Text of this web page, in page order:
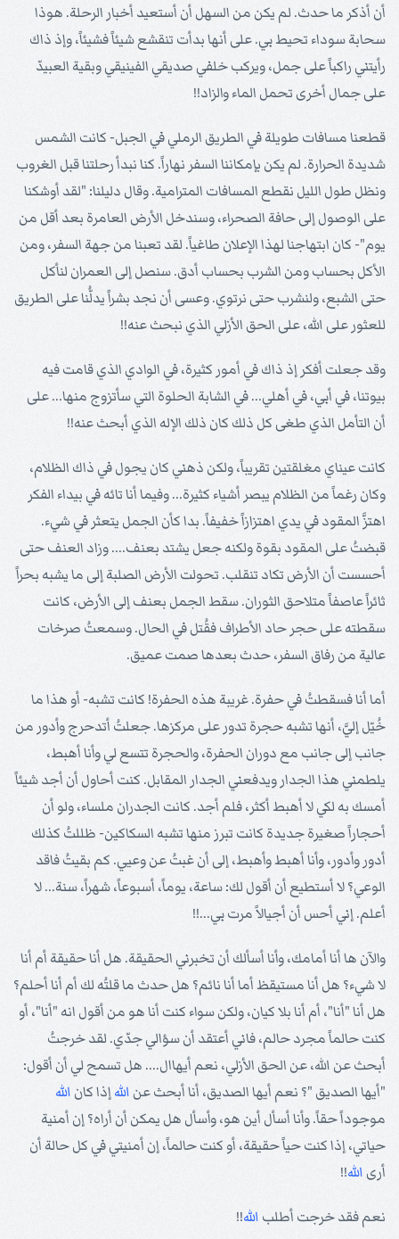
أن أذكر ما حدث. لم يكن من السهل أن أستعيد أخبار الرحلة. هوذا
سحابة سوداء تحيط بي. على أنها بدأت تنقشع شيئاً فشيئاً، وإذ ذاك
رأيتني راكباً على جمل، ويركب خلفي صديقي الفينيقي وبقية العبيدّ
على جمال أخرى تحمل الماء والزاد!!
قطعنا مسافات طويلة في الطريق الرملي في الجبل- كانت الشمس
شديدة الحرارة. لم يكن بإمكاننا السفر نهاراً. كنا نبدأ رحلتنا قبل الغروب
ونظل طول الليل نقطع المسافات المترامية. وقال دليلنا: "لقد أوشكنا
على الوصول إلى حافة الصحراء، وسندخل الأرض العامرة بعد أقل من
يوم"- كان ابتهاجنا لهذا الإعلان طاغياً. لقد تعبنا من جهة السفر، ومن
الأكل بحساب ومن الشرب بحساب أدق. سنصل إلى العمران لنأكل
حتى الشبع، ولنشرب حتى نرتوي. وعسى أن نجد بشراً يدلُّنا على الطريق
للعثور على الله، على الحق الأزلي الذي نبحث عنه!!
وقد جعلت أفكر إذ ذاك في أمور كثيرة، في الوادي الذي قامت فيه
بيوتنا، في أبي، في أهلي... في الشابة الحلوة التي سأتزوج منها... على
أن التأمل الذي طغى كل ذلك كان ذلك الإله الذي أبحث عنه!!
كانت عيناي مغلقتين تقريباً، ولكن ذهني كان يجول في ذاك الظلام،
وكان رغماً من الظلام يبصر أشياء كثيرة... وفيما أنا تائه في بيداء الفكر
اهتزَّ المقود في يدي اهتزازاً خفيفاً. بدا كأن الجمل يتعثر في شيء.
قبضتُ على المقود بقوة ولكنه جعل يشتد بعنف.... وزاد العنف حتى
أحسست أن الأرض تكاد تنقلب. تحولت الأرض الصلبة إلى ما يشبه بحراً
ثائراً عاصفاً متلاحق الثوران. سقط الجمل بعنف إلى الأرض، كانت
سقطته على حجر حاد الأطراف فقُتل في الحال. وسمعتُ صرخات
عالية من رفاق السفر، حدث بعدها صمت عميق.
أما أنا فسقطتُ في حفرة. غريبة هذه الحفرة! كانت تشبه- أو هذا ما
خُيّل إليَّ، أنها تشبه حجرة تدور على مركزها. جعلتُ أتدحرج وأدور من
جانب إلى جانب مع دوران الحفرة، والحجرة تتسع لي وأنا أهبط،
يلطمني هذا الجدار ويدفعني الجدار المقابل. كنت أحاول أن أجد شيئاً
أمسك به لكي لا أهبط أكثر، فلم أجد. كانت الجدران ملساء، ولو أن
أحجاراً صغيرة جديدة كانت تبرز منها تشبه السكاكين- ظللتُ كذلك
أدور وأدور، وأنا أهبط وأهبط، إلى أن غبتُ عن وعيي. كم بقيتُ فاقد
الوعي؟ لا أستطيع أن أقول لك: ساعة، يوماً، أسبوعاً، شهراً، سنة... لا
أعلم. إني أحس أن أجيالاً مرت بي...!!
والآن ها أنا أمامك، وأنا أسألك أن تخبرني الحقيقة. هل أنا حقيقة أم أنا
لا شيء؟ هل أنا مستيقظ أما أنا نائم؟ هل حدث ما قلتُه لك أم أنا أحلم؟
هل أنا "أنا"، أم أنا بلا كيان، ولكن سواء كنت أنا هو من أقول انه "أنا"، أو
كنت حالماً مجرد حالم، فاني أعتقد أن سؤالي جدّي. لقد خرجتُ
أبحث عن الله، عن الحق الأزلي، نعم أيهاال.... هل تسمح لي أن أقول:
"أيها الصديق "؟ نعم أيها الصديق، أنا أبحث عن اللهإذا كان الله
موجوداً حقاً. وأنا أسأل أين هو، وأسأل هل يمكن أن أراه؟ إن أمنية
حياتي، إذا كنت حياً حقيقة، أو كنت حالماً، إن أمنيتي في كل حالة أن
أرى الله!!
نعم فقد خرجت أطلب الله!!